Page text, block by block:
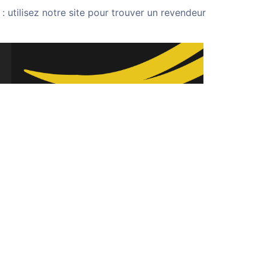
: utilisez notre site pour trouver un revendeur